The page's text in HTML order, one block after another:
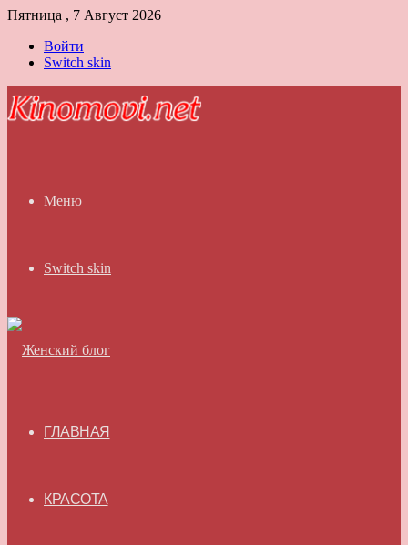
Пятница , 7 Август 2026
Войти
Switch skin
Меню
Switch skin
ГЛАВНАЯ
КРАСОТА